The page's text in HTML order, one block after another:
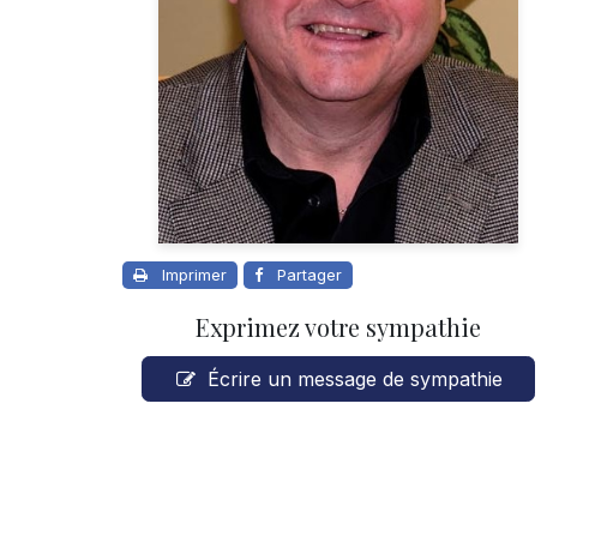
Imprimer Partager
Exprimez votre sympathie
Écrire un message de sympathie